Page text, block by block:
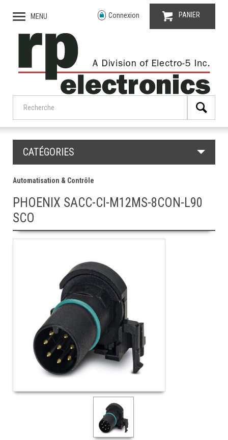
MENU Connexion PANIER
CATÉGORIES
Automatisation & Contrôle
PHOENIX SACC-CI-M12MS-8CON-L90
SCO